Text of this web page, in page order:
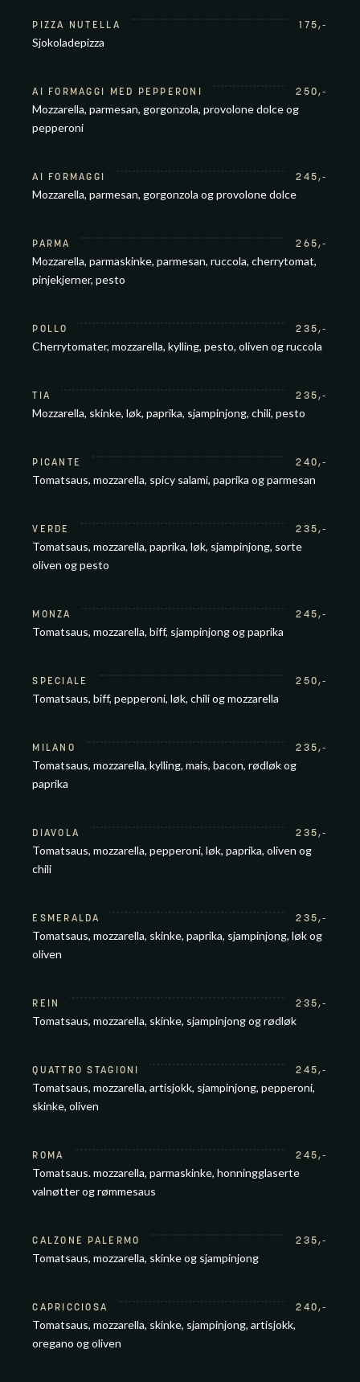
PIZZA NUTELLA 175,-
Sjokoladepizza
AI FORMAGGI MED PEPPERONI 250,-
Mozzarella, parmesan, gorgonzola, provolone dolce og
pepperoni
AI FORMAGGI 245,-
Mozzarella, parmesan, gorgonzola og provolone dolce
PARMA 265,-
Mozzarella, parmaskinke, parmesan, ruccola, cherrytomat,
pinjekjerner, pesto
POLLO 235,-
Cherrytomater, mozzarella, kylling, pesto, oliven og ruccola
TIA 235,-
Mozzarella, skinke, løk, paprika, sjampinjong, chili, pesto
PICANTE 240,-
Tomatsaus, mozzarella, spicy salami, paprika og parmesan
VERDE 235,-
Tomatsaus, mozzarella, paprika, løk, sjampinjong, sorte
oliven og pesto
MONZA 245,-
Tomatsaus, mozzarella, biff, sjampinjong og paprika
SPECIALE 250,-
Tomatsaus, biff, pepperoni, løk, chili og mozzarella
MILANO 235,-
Tomatsaus, mozzarella, kylling, mais, bacon, rødløk og
paprika
DIAVOLA 235,-
Tomatsaus, mozzarella, pepperoni, løk, paprika, oliven og
chili
ESMERALDA 235,-
Tomatsaus, mozzarella, skinke, paprika, sjampinjong, løk og
oliven
REIN 235,-
Tomatsaus, mozzarella, skinke, sjampinjong og rødløk
QUATTRO STAGIONI 245,-
Tomatsaus, mozzarella, artisjokk, sjampinjong, pepperoni,
skinke, oliven
ROMA 245,-
Tomatsaus. mozzarella, parmaskinke, honningglaserte
valnøtter og rømmesaus
CALZONE PALERMO 235,-
Tomatsaus, mozzarella, skinke og sjampinjong
CAPRICCIOSA 240,-
Tomatsaus, mozzarella, skinke, sjampinjong, artisjokk,
oregano og oliven